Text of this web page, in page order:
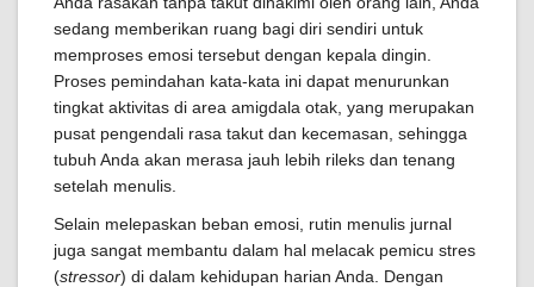
sedang memberikan ruang bagi diri sendiri untuk
memproses emosi tersebut dengan kepala dingin.
Proses pemindahan kata-kata ini dapat menurunkan
tingkat aktivitas di area amigdala otak, yang merupakan
pusat pengendali rasa takut dan kecemasan, sehingga
tubuh Anda akan merasa jauh lebih rileks dan tenang
setelah menulis.
Selain melepaskan beban emosi, rutin menulis jurnal
juga sangat membantu dalam hal melacak pemicu stres
(stressor) di dalam kehidupan harian Anda. Dengan